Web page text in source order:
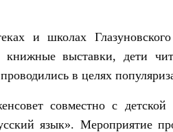
и школах
книжные выставки, дети
в целях
совместно с детской
язык». Мероприятие